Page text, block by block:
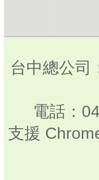
台中總公司
電話：
支援